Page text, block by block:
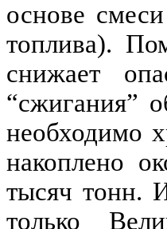
основе
топлива).
снижает
“сжигания”
необходимо
накоплено
тысяч тонн.
только